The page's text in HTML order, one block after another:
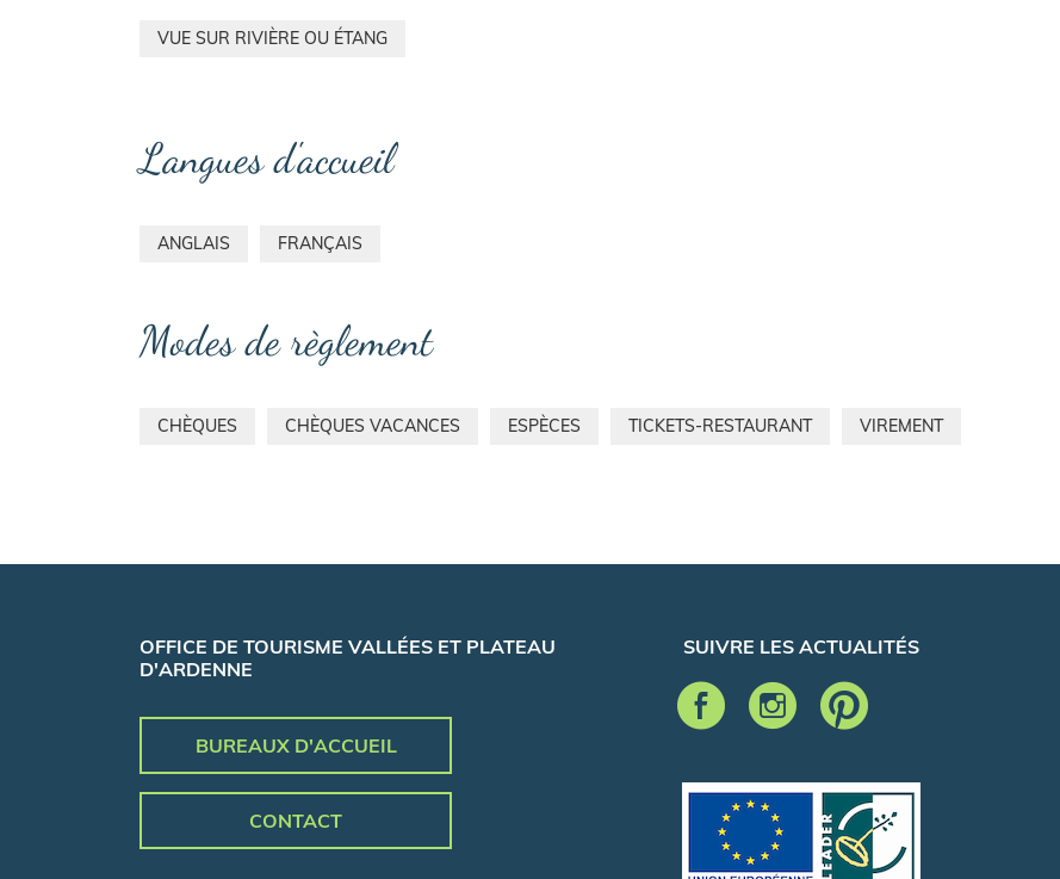
VUE SUR RIVIÈRE OU ÉTANG
Langues d'accueil
ANGLAIS FRANÇAIS
Modes de règlement
CHÈQUES CHÈQUES VACANCES ESPÈCES TICKETS-RESTAURANT VIREMENT
OFFICE DE TOURISME VALLÉES ET PLATEAU
D'ARDENNE
BUREAUX D'ACCUEIL
CONTACT
SUIVRE LES ACTUALITÉS